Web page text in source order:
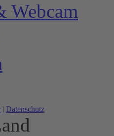
Webcam
| Datenschutz